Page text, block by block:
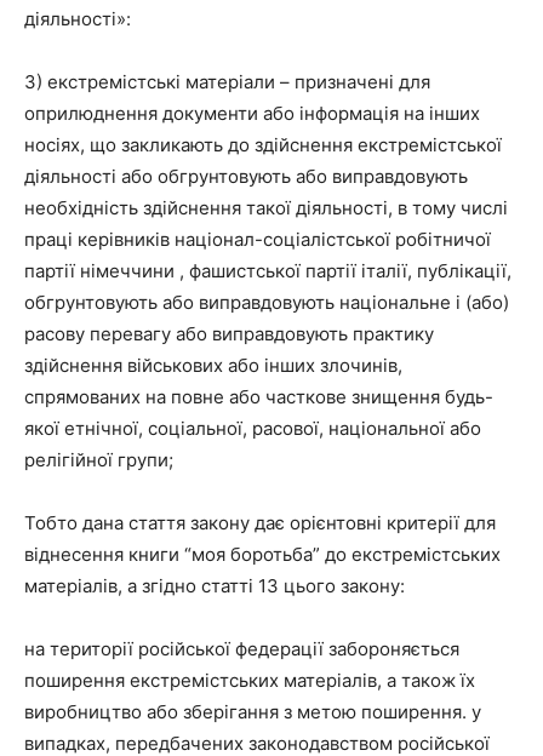
діяльності»:
3) екстремістські матеріали – призначені для
оприлюднення документи або інформація на інших
носіях, що закликають до здійснення екстремістської
діяльності або обгрунтовують або виправдовують
необхідність здійснення такої діяльності, в тому числі
праці керівників націонал-соціалістської робітничої
партії німеччини , фашистської партії італії, публікації,
обгрунтовують або виправдовують національне і (або)
расову перевагу або виправдовують практику
здійснення військових або інших злочинів,
спрямованих на повне або часткове знищення будь-
якої етнічної, соціальної, расової, національної або
релігійної групи;
Тобто дана стаття закону дає орієнтовні критерії для
віднесення книги “моя боротьба” до екстремістських
матеріалів, а згідно статті 13 цього закону:
на території російської федерації забороняється
поширення екстремістських матеріалів, а також їх
виробництво або зберігання з метою поширення. у
випадках, передбачених законодавством російської